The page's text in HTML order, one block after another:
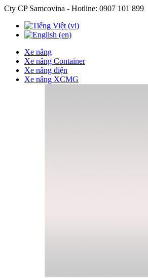
Cty CP Samcovina - Hotline: 0907 101 899
Xe nâng
Xe nâng Container
Xe nâng điện
Xe nâng XCMG